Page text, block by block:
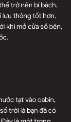
trở nên bí bách.
lưu thông tốt hơn,
khi mở cửa sổ bên,
tạt vào cabin,
trời là bạn đã có